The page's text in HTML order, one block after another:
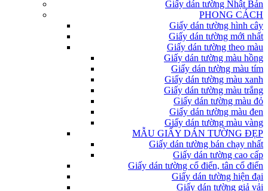
Giấy dán tường Nhật Bản
PHONG CÁCH
Giấy dán tường hình cây
Giấy dán tường mới nhất
Giấy dán tường theo màu
Giấy dán tường màu hồng
Giấy dán tường màu tím
Giấy dán tường màu xanh
Giấy dán tường màu trắng
Giấy dán tường màu đỏ
Giấy dán tường màu đen
Giấy dán tường màu vàng
MẪU GIẤY DÁN TƯỜNG ĐẸP
Giấy dán tường bán chạy nhất
Giấy dán tường cao cấp
Giấy dán tường cổ điển, tân cổ điển
Giấy dán tường hiện đại
Giấy dán tường giả vải